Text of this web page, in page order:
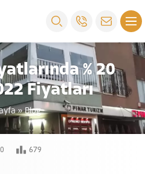
% 20
Fiyatları
»Blog
0 679